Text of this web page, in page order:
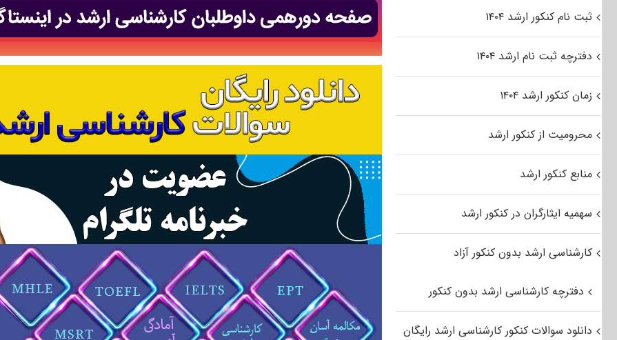
ثبت نام کنکور ارشد ۱۴۰۴
دفترچه ثبت نام ارشد ۱۴۰۴
زمان کنکور ارشد ۱۴۰۴
محرومیت از کنکور ارشد
منابع کنکور ارشد
سهمیه ایثارگران در کنکور ارشد
کارشناسی ارشد بدون کنکور آزاد
دفترچه کارشناسی ارشد بدون کنکور
دانلود سوالات کنکور کارشناسی ارشد رایگان